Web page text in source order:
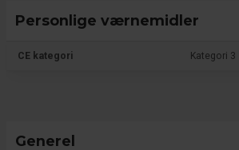
Personlige værnemidler
CE kategori Kategori 3
Generel